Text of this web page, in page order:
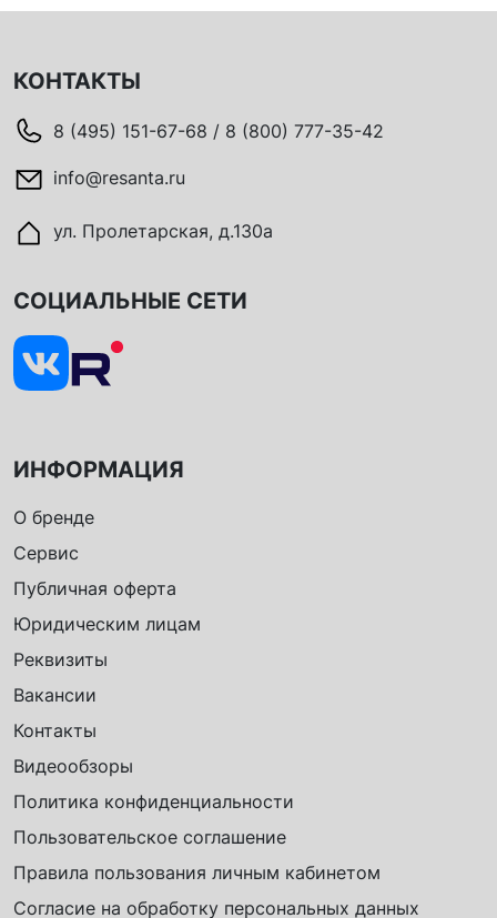
КОНТАКТЫ
8 (495) 151-67-68 / 8 (800) 777-35-42
info@resanta.ru
ул. Пролетарская, д.130а
ИНФОРМАЦИЯ
О бренде
Сервис
Публичная оферта
Юридическим лицам
Реквизиты
Вакансии
Контакты
Видеообзоры
Политика конфиденциальности
Пользовательское соглашение
Правила пользования личным кабинетом
Согласие на обработку персональных данных
СОЦИАЛЬНЫЕ СЕТИ